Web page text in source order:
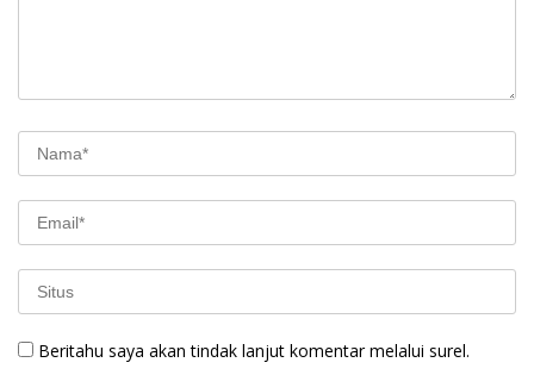
Beritahu saya akan tindak lanjut komentar melalui surel.